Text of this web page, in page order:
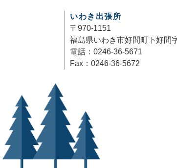
いわき出張所
〒970-1151
福島県いわき市好間町下好間
電話：0246-36-5671
Fax：0246-36-5672